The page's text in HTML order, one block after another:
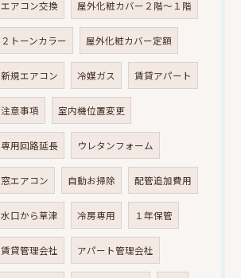
エアコン交換 屋外化粧カバー２階～１階
２トーンカラー 屋外化粧カバー定額
新規エアコン 冷媒ガス 賃貸アパート
注意事項 室内機位置変更
専用回路延長 ウレタンフォーム
窓エアコン 自動お掃除 配管追加費用
水口から草津 冷房専用 １年保管
賃貸管理会社 アパート管理会社